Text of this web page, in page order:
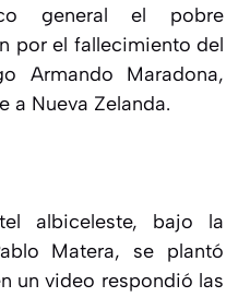
general el pobre
por el fallecimiento del
Armando Maradona,
a Nueva Zelanda.
albiceleste, bajo la
Matera, se plantó
un video respondió las